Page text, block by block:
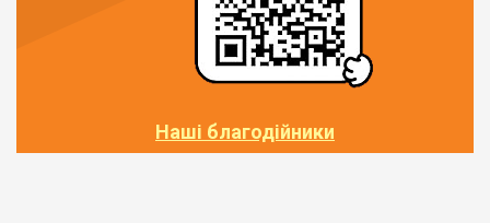
Наші благодійники